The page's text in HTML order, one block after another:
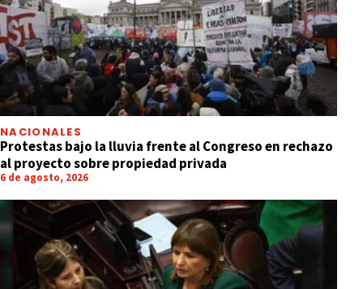
NACIONALES
Protestas bajo la lluvia frente al Congreso en rechazo
al proyecto sobre propiedad privada
6 de agosto, 2026